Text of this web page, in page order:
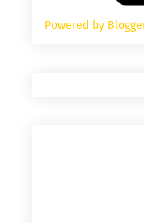
Powered by